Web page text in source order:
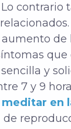
Lo contrario
de
y
7 y 9
en